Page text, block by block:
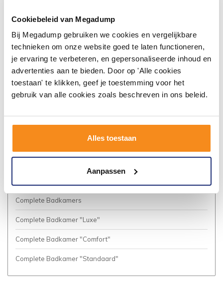
Cookiebeleid van Megadump
Bij Megadump gebruiken we cookies en vergelijkbare
technieken om onze website goed te laten functioneren,
je ervaring te verbeteren, en gepersonaliseerde inhoud en
advertenties aan te bieden. Door op 'Alle cookies
toestaan' te klikken, geef je toestemming voor het
gebruik van alle cookies zoals beschreven in ons beleid.
Alles toestaan
Aanpassen
Annuleren / Retourneren
Garantie / Klachten
Service Aanvraag
Algemene voorwaarden
Complete Badkamers
Complete Badkamer "Luxe"
Complete Badkamer "Comfort"
Complete Badkamer "Standaard"